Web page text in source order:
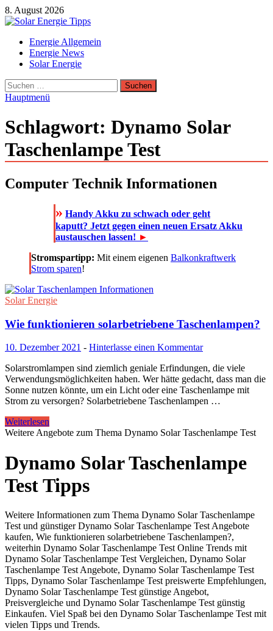
Zum
Inhalt
8. August 2026
Solar Energie Tipps
Solar Energie und Photovoltaik Informationen und Tipps
Energie Allgemein
Energie News
Solar Energie
Suchen
nach:
Hauptmenü
Schlagwort: Dynamo Solar
Taschenlampe Test
Computer Technik Informationen
» Handy Akku zu schwach oder geht
kaputt? Jetzt gegen einen neuen Ersatz Akku
austauschen lassen! ►
Stromspartipp: Mit einem eigenen Balkonkraftwerk
Strom sparen!
Solar Energie
Wie funktionieren solarbetriebene Taschenlampen?
10. Dezember 2021 - Hinterlasse einen Kommentar
Solarstromlampen sind ziemlich geniale Erfindungen, die viele
Verwendungsmöglichkeiten haben. Wer hätte gedacht, dass man die
Sonne nutzen könnte, um ein Licht oder eine Taschenlampe mit
Strom zu versorgen? Solarbetriebene Taschenlampen …
Weiterlesen
Weitere Angebote zum Thema Dynamo Solar Taschenlampe Test
Dynamo Solar Taschenlampe
Test Tipps
Weitere Informationen zum Thema Dynamo Solar Taschenlampe
Test und günstiger Dynamo Solar Taschenlampe Test Angebote
kaufen, Wie funktionieren solarbetriebene Taschenlampen?,
weiterhin Dynamo Solar Taschenlampe Test Online Trends mit
Dynamo Solar Taschenlampe Test Vergleichen, Dynamo Solar
Taschenlampe Test Angebote, Dynamo Solar Taschenlampe Test
Tipps, Dynamo Solar Taschenlampe Test preiswerte Empfehlungen,
Dynamo Solar Taschenlampe Test günstige Angebot,
Preisvergleiche und Dynamo Solar Taschenlampe Test günstig
Einkaufen. Viel Spaß bei den Dynamo Solar Taschenlampe Test mit
vielen Tipps und Trends.